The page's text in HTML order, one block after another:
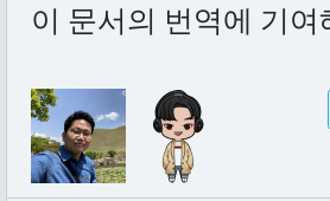
이 문서의 번역에 기여